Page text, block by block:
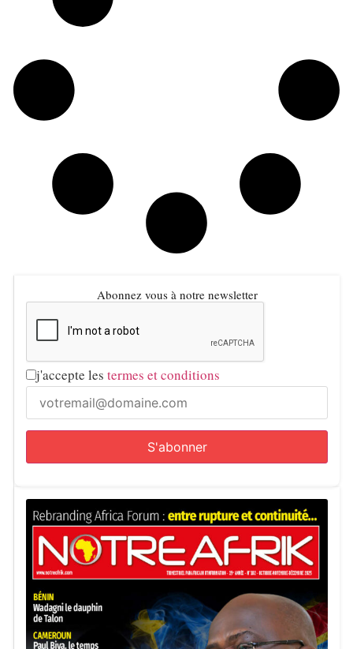
Abonnez vous à notre newsletter
j'accepte les termes et conditions